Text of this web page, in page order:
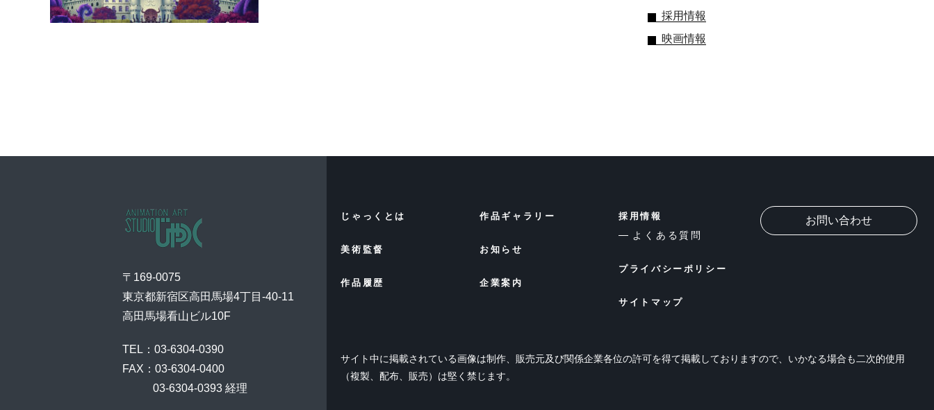
採用情報
映画情報
〒169-0075
東京都新宿区高田馬場4丁目-40-11
高田馬場看山ビル10F
TEL：03-6304-0390
FAX：03-6304-0400
03-6304-0393 経理
じゃっくとは
美術監督
作品履歴
作品ギャラリー
お知らせ
企業案内
採用情報
よくある質問
プライバシーポリシー
サイトマップ
お問い合わせ
サイト中に掲載されている画像は制作、販売元及び関係企業各位の許可を得て掲載しておりますので、いかなる場合も二次的使用
（複製、配布、販売）は堅く禁じます。